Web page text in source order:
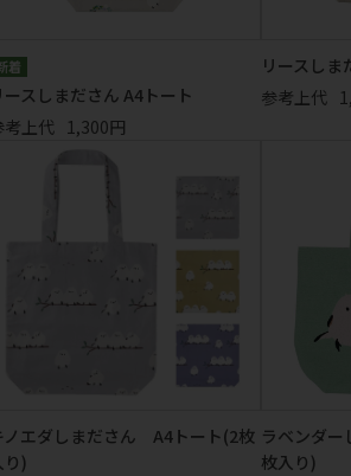
ースしまださん A4トート
考上代 1,300円
リースしま
参考上代
ノエダしまださん A4トート(2枚
り)
ラベンダ
枚入り)